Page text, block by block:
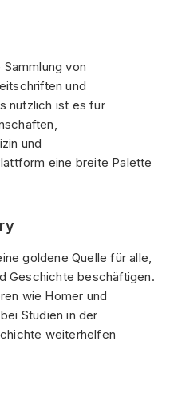
von
und
nützlich ist es für
und
eine breite Palette
goldene Quelle für alle,
Geschichte beschäftigen.
wie Homer und
Studien in der
weiterhelfen